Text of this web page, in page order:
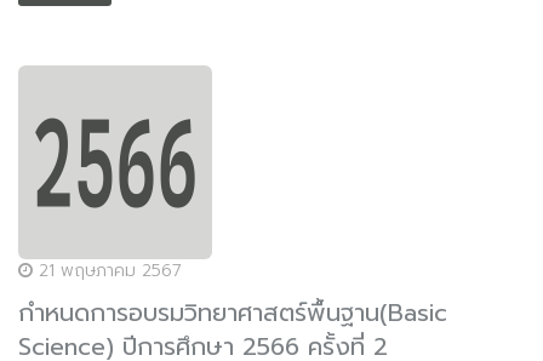
21 พฤษภาคม 2567
กำหนดการอบรมวิทยาศาสตร์พื้นฐาน(Basic
Science) ปีการศึกษา 2566 ครั้งที่ 2